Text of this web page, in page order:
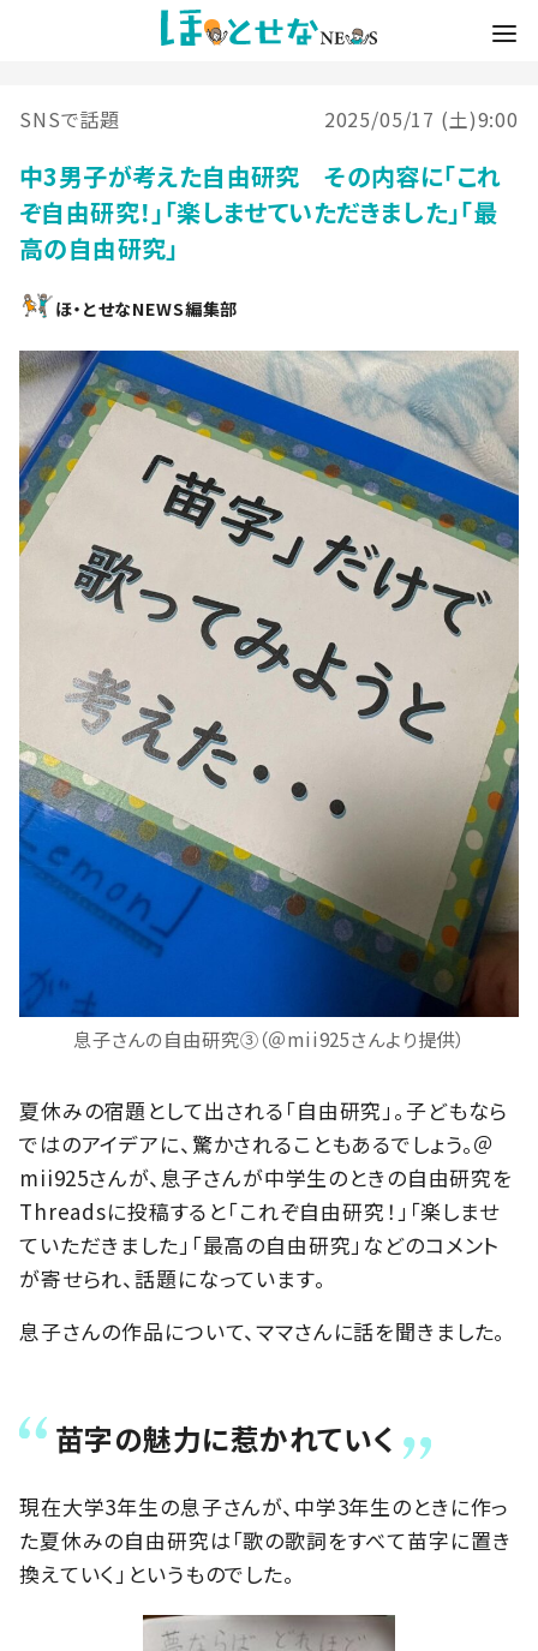
SNSで話題 2025/05/17 (土)9:00
中3男子が考えた自由研究 その内容に「これ
ぞ自由研究！」「楽しませていただきました」「最
高の自由研究」
ほ・とせなNEWS編集部
息子さんの自由研究③（＠mii925さんより提供）
夏休みの宿題として出される「自由研究」。子どもなら
ではのアイデアに、驚かされることもあるでしょう。＠
mii925さんが、息子さんが中学生のときの自由研究を
Threadsに投稿すると「これぞ自由研究！」「楽しませ
ていただきました」「最高の自由研究」などのコメント
が寄せられ、話題になっています。
息子さんの作品について、ママさんに話を聞きました。
苗字の魅力に惹かれていく
現在大学3年生の息子さんが、中学3年生のときに作っ
た夏休みの自由研究は「歌の歌詞をすべて苗字に置き
換えていく」というものでした。